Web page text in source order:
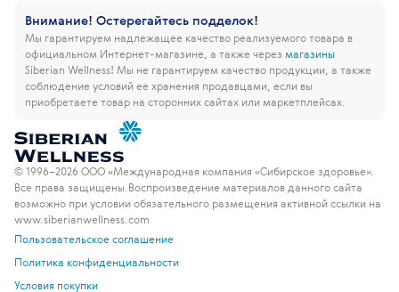
Внимание! Остерегайтесь подделок!
Мы гарантируем надлежащее качество реализуемого товара в
официальном Интернет-магазине, а также через магазины
Siberian Wellness! Мы не гарантируем качество продукции, а также
соблюдение условий ее хранения продавцами, если вы
приобретаете товар на сторонних сайтах или маркетплейсах.
© 1996–2026 ООО «Международная компания «Сибирское здоровье».
Все права защищены. Воспроизведение материалов данного сайта
возможно при условии обязательного размещения активной ссылки на
www.siberianwellness.com
Пользовательское соглашение
Политика конфиденциальности
Условия покупки